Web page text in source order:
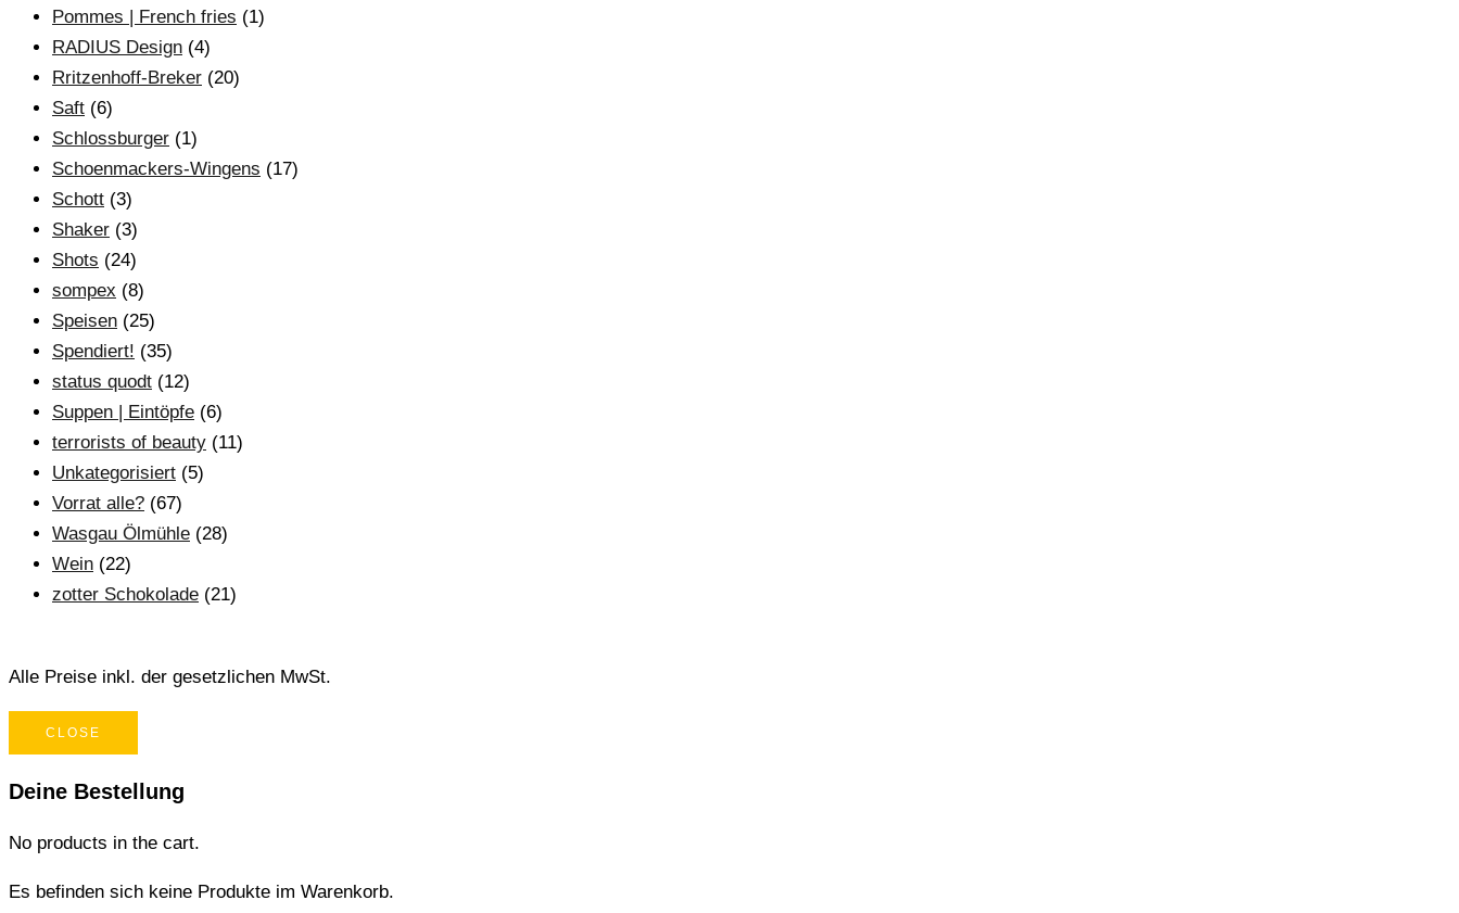
Pommes | French fries (1)
RADIUS Design (4)
Rritzenhoff-Breker (20)
Saft (6)
Schlossburger (1)
Schoenmackers-Wingens (17)
Schott (3)
Shaker (3)
Shots (24)
sompex (8)
Speisen (25)
Spendiert! (35)
status quodt (12)
Suppen | Eintöpfe (6)
terrorists of beauty (11)
Unkategorisiert (5)
Vorrat alle? (67)
Wasgau Ölmühle (28)
Wein (22)
zotter Schokolade (21)
Alle Preise inkl. der gesetzlichen MwSt.
CLOSE
Deine Bestellung
No products in the cart.
Es befinden sich keine Produkte im Warenkorb.